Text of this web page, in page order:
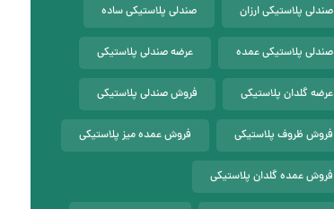
صندلی پلاستیکی ارزان صندلی پلاستیکی ساده
صندلی پلاستیکی عمده عرضه صندلی پلاستیکی
عرضه گلدان پلاستیکی فروش صندلی پلاستیکی
فروش ظروف پلاستیکی فروش عمده میز پلاستیکی
فروش عمده گلدان پلاستیکی